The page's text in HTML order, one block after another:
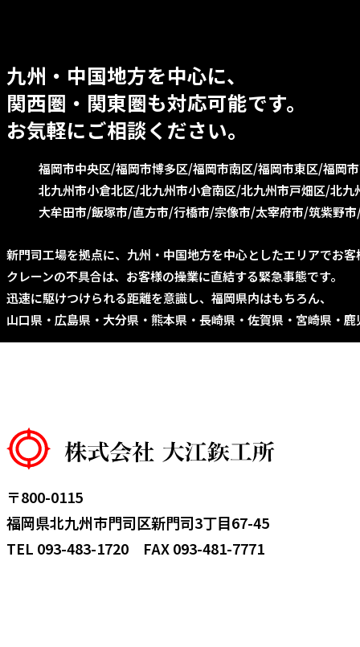
九州・中国地方を中心に、
関西圏・関東圏も対応可能です。
お気軽にご相談ください。
福岡市中央区 福岡市博多区 福岡市南区 福岡市東区 福岡
北九州市小倉北区 北九州市小倉南区 北九州市戸畑区 北九
大牟田市 飯塚市 直方市 行橋市 宗像市 太宰府市 筑紫野市
新門司工場を拠点に、九州・中国地方を中心としたエリアでお
クレーンの不具合は、お客様の操業に直結する緊急事態です。
迅速に駆けつけられる距離を意識し、福岡県内はもちろん、
山口県・広島県・大分県・熊本県・長崎県・佐賀県・宮崎県・
〒800-0115
福岡県北九州市門司区新門司3丁目67-45
TEL 093-483-1720 FAX 093-481-7771